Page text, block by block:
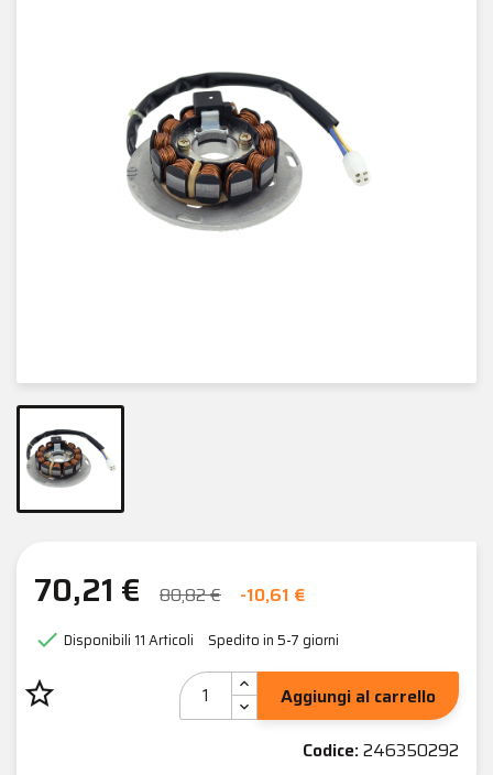
70,21 € 80,82 € -10,61 €
 Disponibili 11 Articoli Spedito in 5-7 giorni
star_border
Aggiungi al carrello
Codice:246350292